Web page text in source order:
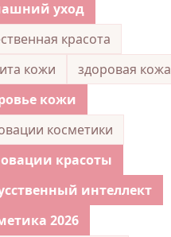
уход
красота
кожи
здоровая кожа
кожи
косметики
красоты
интеллект
2026